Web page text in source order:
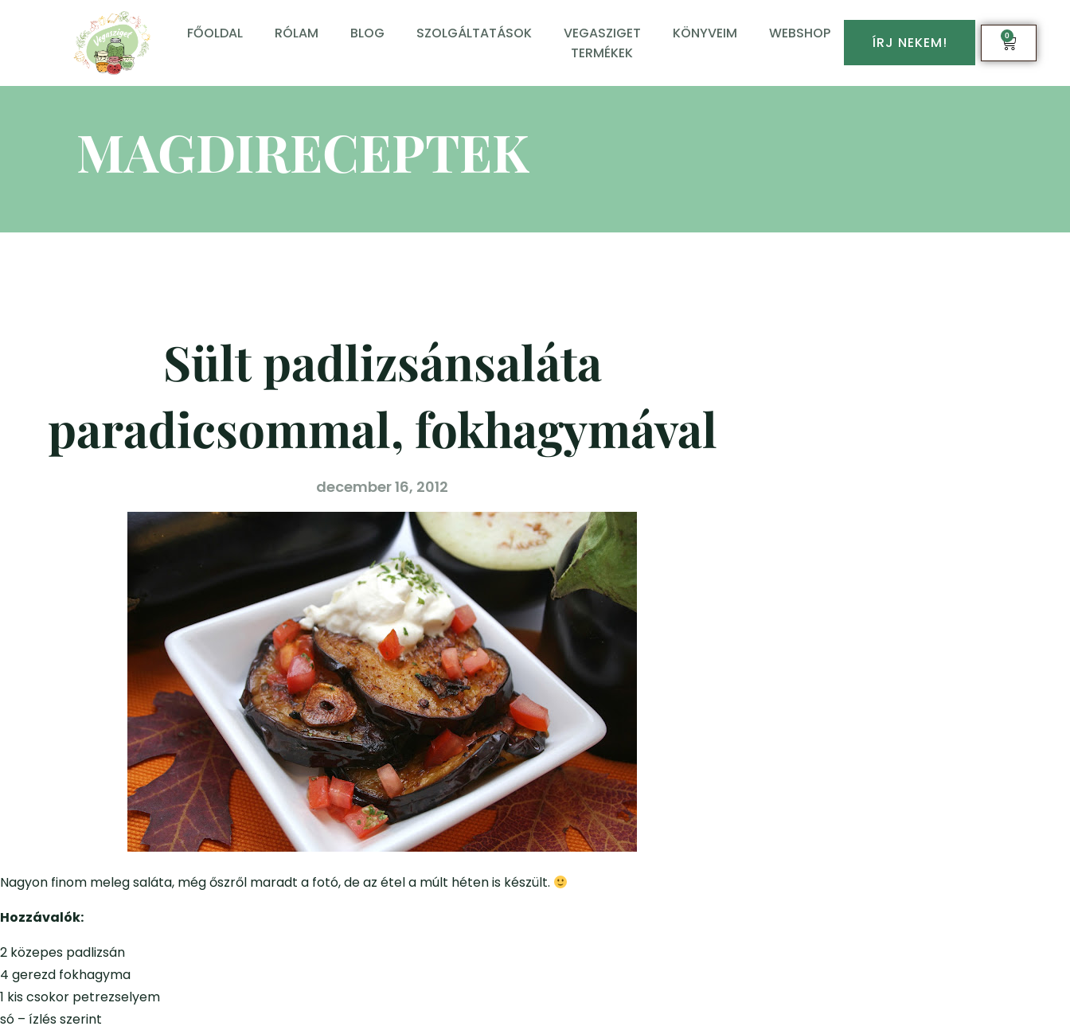
FŐOLDAL RÓLAM BLOG SZOLGÁLTATÁSOK
VEGASZIGET
TERMÉKEK
KÖNYVEIM WEBSHOP
ÍRJ NEKEM! 0
MAGDIRECEPTEK
Sült padlizsánsaláta
paradicsommal, fokhagymával
december 16, 2012
Nagyon finom meleg saláta, még őszről maradt a fotó, de az étel a múlt héten is készült.
Hozzávalók:
2 közepes padlizsán
4 gerezd fokhagyma
1 kis csokor petrezselyem
só – ízlés szerint